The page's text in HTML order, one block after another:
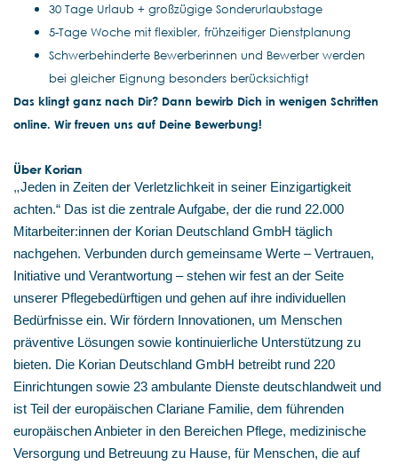
30 Tage Urlaub + großzügige Sonderurlaubstage
5-Tage Woche mit flexibler, frühzeitiger Dienstplanung
Schwerbehinderte Bewerberinnen und Bewerber werden
bei gleicher Eignung besonders berücksichtigt
Das klingt ganz nach Dir? Dann bewirb Dich in wenigen Schritten
online. Wir freuen uns auf Deine Bewerbung!
Über Korian
„Jeden in Zeiten der Verletzlichkeit in seiner Einzigartigkeit
achten.“ Das ist die zentrale Aufgabe, der die rund 22.000
Mitarbeiter:innen der Korian Deutschland GmbH täglich
nachgehen. Verbunden durch gemeinsame Werte – Vertrauen,
Initiative und Verantwortung – stehen wir fest an der Seite
unserer Pflegebedürftigen und gehen auf ihre individuellen
Bedürfnisse ein. Wir fördern Innovationen, um Menschen
präventive Lösungen sowie kontinuierliche Unterstützung zu
bieten. Die Korian Deutschland GmbH betreibt rund 220
Einrichtungen sowie 23 ambulante Dienste deutschlandweit und
ist Teil der europäischen Clariane Familie, dem führenden
europäischen Anbieter in den Bereichen Pflege, medizinische
Versorgung und Betreuung zu Hause, für Menschen, die auf